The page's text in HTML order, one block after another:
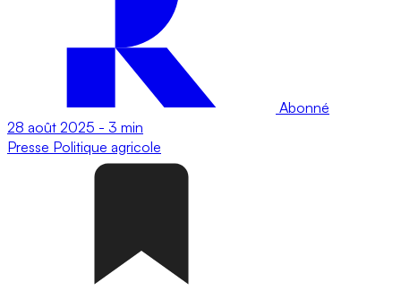
Abonné
28 août 2025 - 3 min
Presse Politique agricole